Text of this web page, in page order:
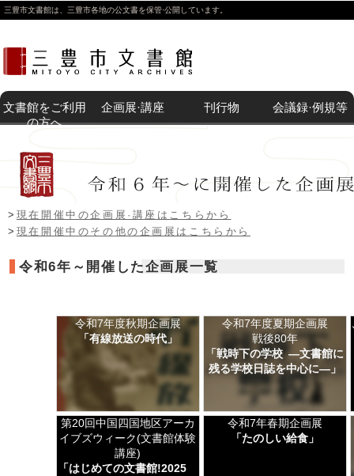
三豊市文書館は、三豊市各地の公文書を保管·公開しています。
文書館をご利用
の方へ
文書館紹介
利用案内
所蔵目録一
覧
企画展·講座 刊行物 会議録·例規等
過去に開催した企画展トップページはこちらから
> 現在開催中の企画展·講座はこちらから
> 現在開催中のその他の企画展はこちらから
令和6年～開催した企画展一覧
令和7年度秋期企画展
「有線放送の時代」
令和7年度夏期企画展
戦後80年
「戦時下の学校 ―文書館に
残る学校日誌を中心に―」
第20回中国四国地区アーカ
イブズウィーク(文書館体験
講座)
「はじめての文書館!2025
令和7年春期企画展
「たのしい給食」